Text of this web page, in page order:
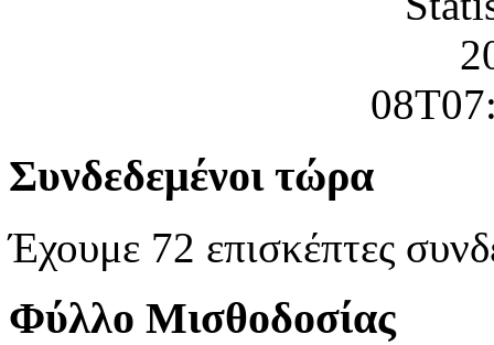
Συνδεδεμένοι τώρα
Έχουμε 72 επισκέπτες
Φύλλο Μισθοδοσίας